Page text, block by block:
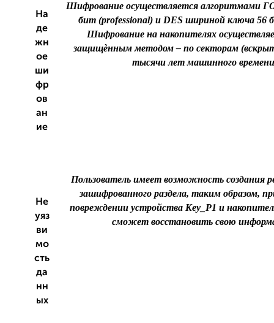
На
де
жн
ое
ши
фр
ов
ан
ие
Шифрование осуществляется алгоритмами
бит (professional) и DES шириной ключа 56
Шифрование на накопителях
защищѐнным методом – по секторам
тысячи лет машинного
Не
уяз
ви
мо
сть
да
нн
ых
Пользователь имеет возможность создания
зашифрованного раздела, таким образом,
повреждении устройства Key_P1 и
сможет восстановить свою